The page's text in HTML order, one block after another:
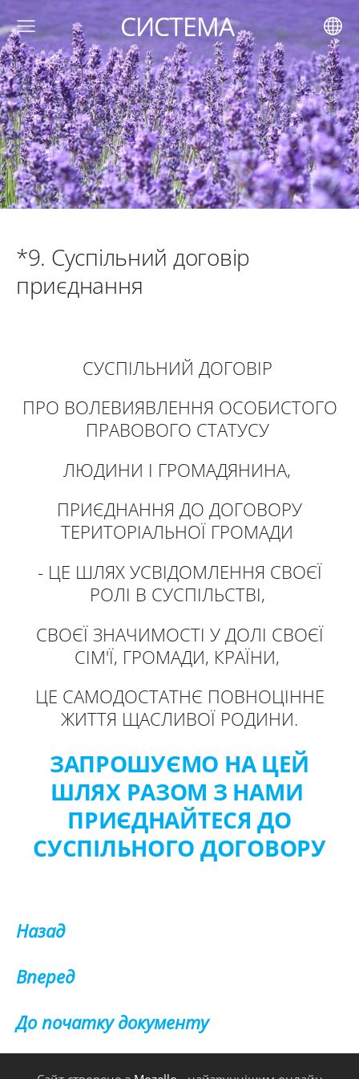
СИСТЕМА
*9. Суспільний договір
приєднання
СУСПІЛЬНИЙ ДОГОВІР
ПРО ВОЛЕВИЯВЛЕННЯ ОСОБИСТОГО
ПРАВОВОГО СТАТУСУ
ЛЮДИНИ І ГРОМАДЯНИНА,
ПРИЄДНАННЯ ДО ДОГОВОРУ
ТЕРИТОРІАЛЬНОЇ ГРОМАДИ
- ЦЕ ШЛЯХ УСВІДОМЛЕННЯ СВОЄЇ
РОЛІ В СУСПІЛЬСТВІ,
СВОЄЇ ЗНАЧИМОСТІ У ДОЛІ СВОЄЇ
СІМ'Ї, ГРОМАДИ, КРАЇНИ,
ЦЕ САМОДОСТАТНЄ ПОВНОЦІННЕ
ЖИТТЯ ЩАСЛИВОЇ РОДИНИ.
ЗАПРОШУЄМО НА ЦЕЙ
ШЛЯХ РАЗОМ З НАМИ
ПРИЄДНАЙТЕСЯ ДО
СУСПІЛЬНОГО ДОГОВОРУ
Назад
Вперед
До початку документу